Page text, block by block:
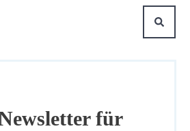
für